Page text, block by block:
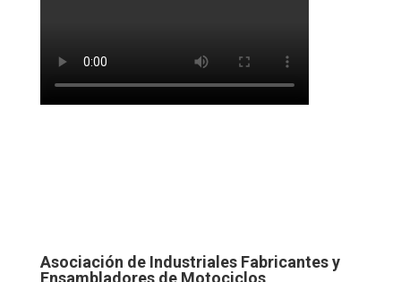
Asociación de Industriales Fabricantes y
Ensambladores de Motociclos